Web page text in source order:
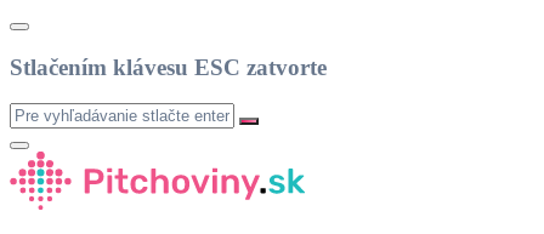
Stlačením klávesu ESC zatvorte